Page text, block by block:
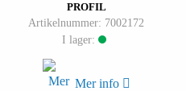
PROFIL
Artikelnummer: 7002172
I lager:
Mer info